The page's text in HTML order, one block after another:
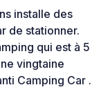
installe des
de stationner.
qui est à 5
vingtaine
Camping Car .